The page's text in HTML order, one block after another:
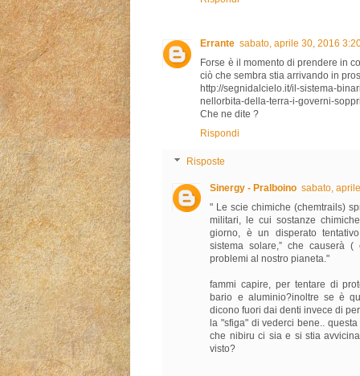
Errante sabato, aprile 30, 2016
Forse è il momento di prendere in
ciò che sembra stia arrivando in
http://segnidalcielo.it/il-sistema-
nellorbita-della-terra-i-governi-
Che ne dite ?
Rispondi
Risposte
Sinergy - Pralboino sabato,
" Le scie chimiche (chemtrails)
militari, le cui sostanze
giorno, è un disperato
sistema solare,” che causerà
problemi al nostro pianeta."
fammi capire, per tentare di
bario e aluminio?inoltre se è
dicono fuori dai denti invece di
la "sfiga" di vederci bene..
che nibiru ci sia e si stia
visto?